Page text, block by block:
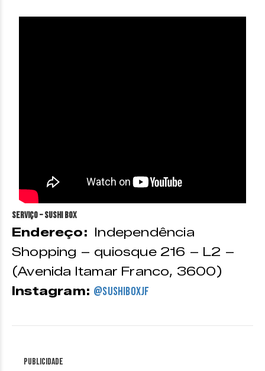
Serviço – Sushi Box
Endereço: Independência
Shopping – quiosque 216 – L2 –
(Avenida Itamar Franco, 3600)
Instagram: @sushiboxjf
Publicidade